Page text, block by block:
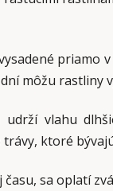
priamo
môžu rastliny
vlahu
ktoré
sa oplatí